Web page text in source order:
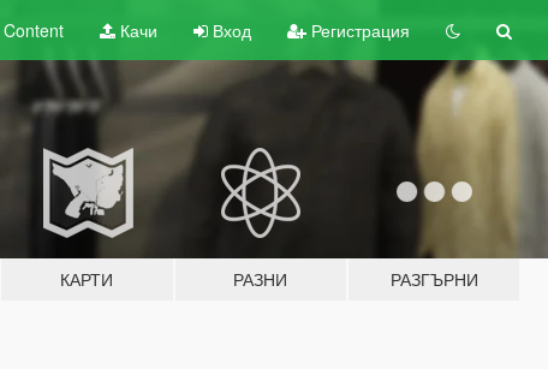
Content Качи Вход Регистрация
КАРТИ РАЗНИ РАЗГЪРНИ